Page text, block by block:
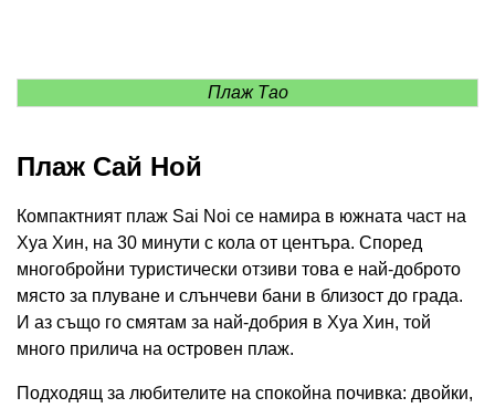
Плаж Тао
Плаж Сай Ной
Компактният плаж Sai Noi се намира в южната част на
Хуа Хин, на 30 минути с кола от центъра. Според
многобройни туристически отзиви това е най-доброто
място за плуване и слънчеви бани в близост до града.
И аз също го смятам за най-добрия в Хуа Хин, той
много прилича на островен плаж.
Подходящ за любителите на спокойна почивка: двойки,